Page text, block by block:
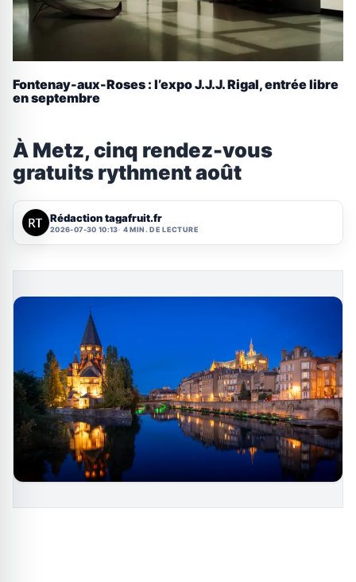
Fontenay-aux-Roses : l’expo J.J.J. Rigal, entrée libre
en septembre
À Metz, cinq rendez-vous
gratuits rythment août
Rédaction tagafruit.fr
2026-07-30 10:13 4 MIN. DE LECTURE